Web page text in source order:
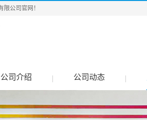
公司官网！
公司介绍 公司动态